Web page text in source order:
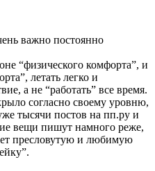
важно постоянно
“физического комфорта”, и
летать легко и
а не “работать” все время.
согласно своему уровню,
тысячи постов на пп.ру и
вещи пишут намного реже,
пресловутую и любимую